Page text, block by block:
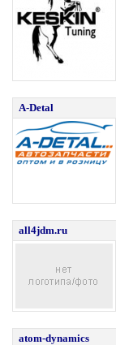
A-Detal
all4jdm.ru
atom-dynamics